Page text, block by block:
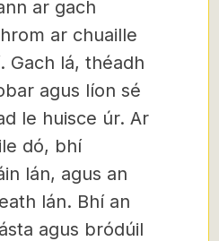
ar gach
ar chuaille
Gach lá, théadh
agus líon sé
le huisce úr. Ar
dó, bhí
lán, agus an
lán. Bhí an
agus bródúil